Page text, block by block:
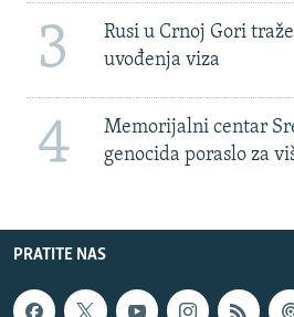
3
Rusi u Crnoj Gori
uvođenja viza
4
Memorijalni centar
genocida poraslo za
PRATITE NAS